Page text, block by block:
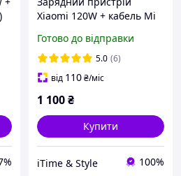
Xiaomi 120W + кабель Mi
зарядка
Готово до відправки
5.0 (6)
від 110₴/міс
1 100₴
Купити
iTime & Style 100%